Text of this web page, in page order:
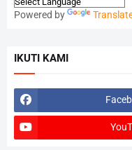
Powered by
IKUTI KAMI